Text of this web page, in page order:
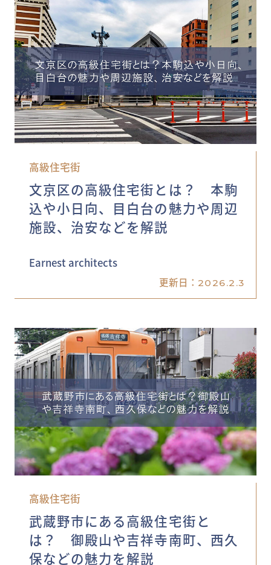
高級住宅街
文京区の高級住宅街とは？ 本駒
込や小日向、目白台の魅力や周辺
施設、治安などを解説
Earnest architects
更新日： 2026.2.3
高級住宅街
武蔵野市にある高級住宅街と
は？ 御殿山や吉祥寺南町、西久
保などの魅力を解説